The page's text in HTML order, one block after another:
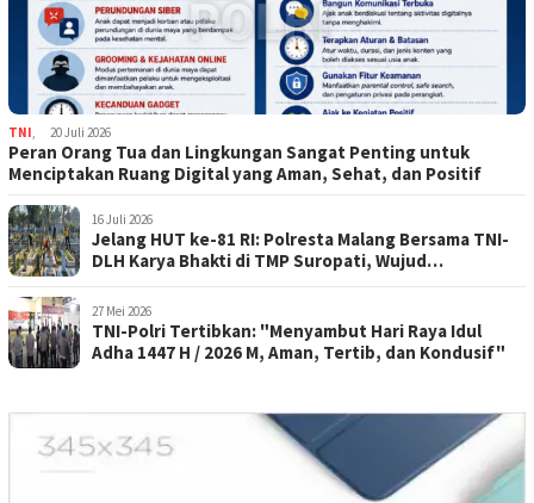
TNI 20 Juli 2026
Peran Orang Tua dan Lingkungan Sangat Penting untuk
Menciptakan Ruang Digital yang Aman, Sehat, dan Positif
16 Juli 2026
Jelang HUT ke-81 RI: Polresta Malang Bersama TNI-
DLH Karya Bhakti di TMP Suropati, Wujud
27 Mei 2026
TNI-Polri Tertibkan: "Menyambut Hari Raya Idul
Adha 1447 H / 2026 M, Aman, Tertib, dan Kondusif"